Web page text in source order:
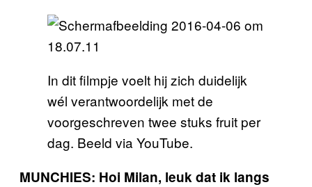
In dit filmpje voelt hij zich duidelijk
wél verantwoordelijk met de
voorgeschreven twee stuks fruit per
dag. Beeld via YouTube.
MUNCHIES: Hoi Milan, leuk dat ik langs